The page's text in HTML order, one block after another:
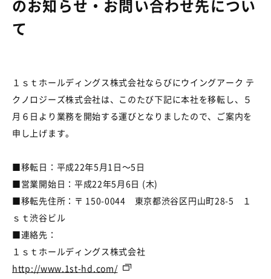
のお知らせ・お問い合わせ先につい
て
１ｓｔホールディングス株式会社ならびにウイングアーク テ
クノロジーズ株式会社は、このたび下記に本社を移転し、５
月６日より業務を開始する運びとなりましたので、ご案内を
申し上げます。
■移転日：平成22年5月1日～5日
■営業開始日：平成22年5月6日 (木)
■移転先住所：〒 150-0044 東京都渋谷区円山町28-5 １
ｓｔ渋谷ビル
■連絡先：
１ｓｔホールディングス株式会社
http://www.1st-hd.com/